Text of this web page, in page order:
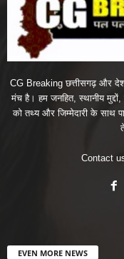
CG Breaking छत्तीसगढ़ और
मंच है। हम जनहित, स्थानीय
को तथ्य और जिम्मेदारी के साथ
Contact
EVEN MORE NEWS